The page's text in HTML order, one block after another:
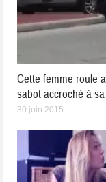
Cette femme roule
sabot accroché à
30 juin 2015